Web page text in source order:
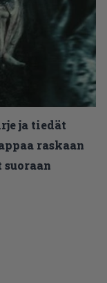
ja tiedät
raskaan